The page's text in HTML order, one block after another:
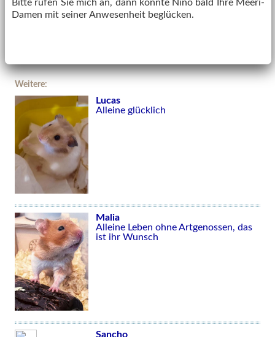
Bitte rufen Sie mich an, dann könnte Nino bald Ihre Meeri-
Damen mit seiner Anwesenheit beglücken.
Weitere:
Lucas
Alleine glücklich
Malia
Alleine Leben ohne Artgenossen, das
ist ihr Wunsch
Sancho